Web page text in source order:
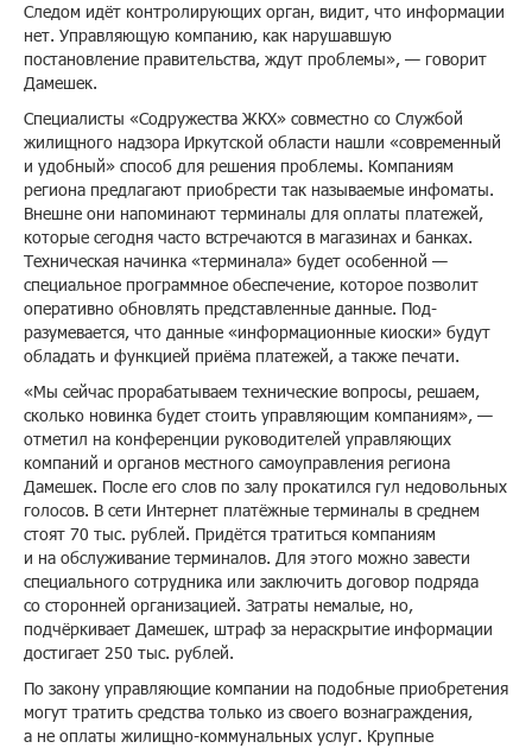
Следом идёт контролирующих орган, видит, что информации
нет. Управляющую компанию, как нарушавшую
постановление правительства, ждут проблемы», — говорит
Дамешек.
Специалисты «Содружества ЖКХ» совместно со Службой
жилищного надзора Иркутской области нашли «со­временный
и удобный» способ для решения проблемы. Компаниям
региона предлагают приобрести так называемые инфоматы.
Внешне они напоминают терминалы для оплаты платежей,
которые сегодня часто встречаются в магазинах и банках.
Техническая начинка «терминала» будет особенной —
специальное программное обеспечение, которое позволит
оперативно обновлять представленные данные. Под­
разумевается, что данные «информационные киоски» будут
обладать и функцией приёма платежей, а также печати.
«Мы сейчас прорабатываем технические вопросы, решаем,
сколько новинка будет стоить управляющим компаниям», —
отметил на конференции руководителей управляющих
компаний и органов местного самоуправления региона
Дамешек. После его слов по залу прокатился гул недовольных
голосов. В сети Интернет платёжные терминалы в среднем
стоят 70 тыс. рублей. Придётся тратиться компаниям
и на обслуживание терминалов. Для этого можно завести
специального сотрудника или заключить договор подряда
со сторонней организацией. Затраты немалые, но,
подчёркивает Дамешек, штраф за нераскрытие информации
достигает 250 тыс. рублей.
По закону управляющие компании на подобные приобретения
могут тратить средства только из своего вознаграждения,
а не оплаты жилищно-коммунальных услуг. Крупные